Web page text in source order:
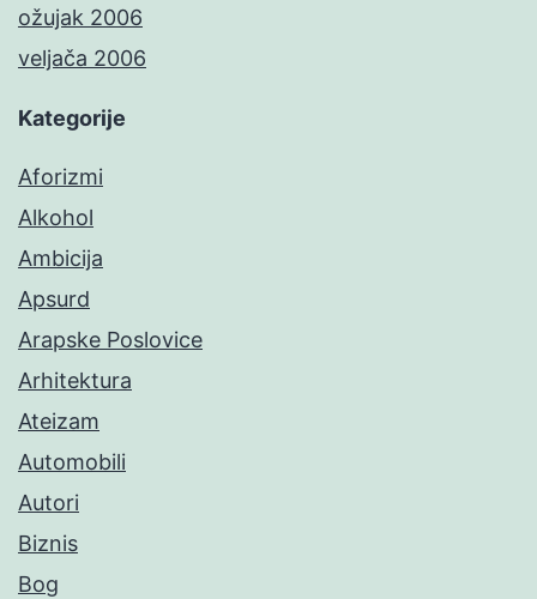
ožujak 2006
veljača 2006
Kategorije
Aforizmi
Alkohol
Ambicija
Apsurd
Arapske Poslovice
Arhitektura
Ateizam
Automobili
Autori
Biznis
Bog